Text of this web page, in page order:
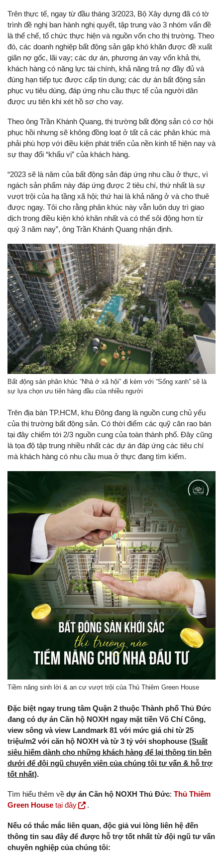
Trên thực tế, ngay từ đầu tháng 3/2023, Bộ Xây dựng đã có tờ
trình đề nghị ban hành nghị quyết, tập trung vào 3 nhóm vấn đề
là thể chế, tổ chức thực hiện và nguồn vốn cho thị trường. Theo
đó, các doanh nghiệp bất động sản gặp khó khăn được đề xuất
giãn nợ gốc, lãi vay; các dự án, phương án vay vốn khả thi,
khách hàng có năng lực tài chính, khả năng trả nợ đầy đủ và
đúng hạn tiếp tục được cấp tín dụng; các dự án bất động sản
phục vụ tiêu dùng, đáp ứng nhu cầu thực tế của người dân
được ưu tiên khi xét hồ sơ cho vay.
Theo ông Trần Khánh Quang, thị trường bất động sản có cơ hội
phục hồi nhưng sẽ không đồng loạt ở tất cả các phân khúc mà
phải phù hợp với điều kiện phát triển của nền kinh tế hiện nay và
sự thay đổi “khẩu vị” của khách hàng.
“2023 sẽ là năm của bất động sản đáp ứng nhu cầu ở thực, vì
ngách sản phẩm này đáp ứng được 2 tiêu chí, thứ nhất là sự
vượt trội của hạ tầng xã hội; thứ hai là khả năng ở và cho thuê
được ngay. Tôi cho rằng phân khúc này vẫn luôn duy trì giao
dịch trong điều kiện khó khăn nhất và có thể sôi động hơn từ
quý 3 năm nay”, ông Trần Khánh Quang nhận định.
Bất động sản phân khúc “Nhà ở xã hội” đi kèm với “Sống xanh” sẽ là
sự lựa chọn ưu tiên hàng đầu của nhiều người
Trên địa bàn TP.HCM, khu Đông đang là nguồn cung chủ yếu
của thị trường bất động sản. Có thời điểm các quỹ căn rao bán
tại đây chiếm tới 2/3 nguồn cung của toàn thành phố. Đây cũng
là tọa độ tập trung nhiều nhất các dự án đáp ứng các tiêu chí
mà khách hàng có nhu cầu mua ở thực đang tìm kiếm.
Tiềm năng sinh lời & an cư vượt trội của Thủ Thiêm Green House
Đặc biệt ngay trung tâm Quận 2 thuộc Thành phố Thủ Đức
đang có dự án Căn hộ NOXH ngay mặt tiền Võ Chí Công,
view sông và view Landmark 81 với mức giá chỉ từ 25
triệu/m2 với căn hộ NOXH và từ 3 tỷ với shophouse (Suất
siêu hiếm dành cho những khách hàng để lại thông tin bên
dưới để đội ngũ chuyên viên của chúng tôi tư vấn & hỗ trợ
tốt nhất).
Tìm hiểu thêm về dự án Căn hộ NOXH Thủ Đức: Thủ Thiêm
Green House tại đây .
Nếu có thắc mắc liên quan, độc giả vui lòng liên hệ đến
thông tin sau đây để được hỗ trợ tốt nhất từ đội ngũ tư vấn
chuyên nghiệp của chúng tôi: